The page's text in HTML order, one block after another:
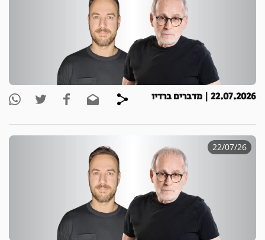
22.07.2026 | מדברים ברדיו
22/07/26